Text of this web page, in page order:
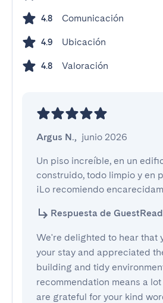
4.8 Comunicación
4.9 Ubicación
4.8 Valoración
Argus N., junio 2026
Un piso increíble, en un
construido, todo limpio y en
¡Lo recomiendo
Respuesta de
We're delighted to hear that
your stay and appreciated
building and tidy
recommendation means a
are grateful for your kind